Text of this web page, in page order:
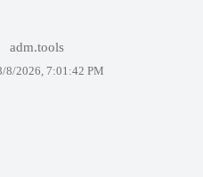
adm.tools
8/2026, 7:01:42 PM